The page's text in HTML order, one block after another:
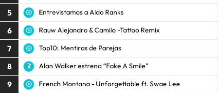
5 Entrevistamos a Aldo Ranks
6 Rauw Alejandro & Camilo -Tattoo Remix
7 Top10: Mentiras de Parejas
8 Alan Walker estrena “Fake A Smile”
9 French Montana - Unforgettable ft. Swae Lee